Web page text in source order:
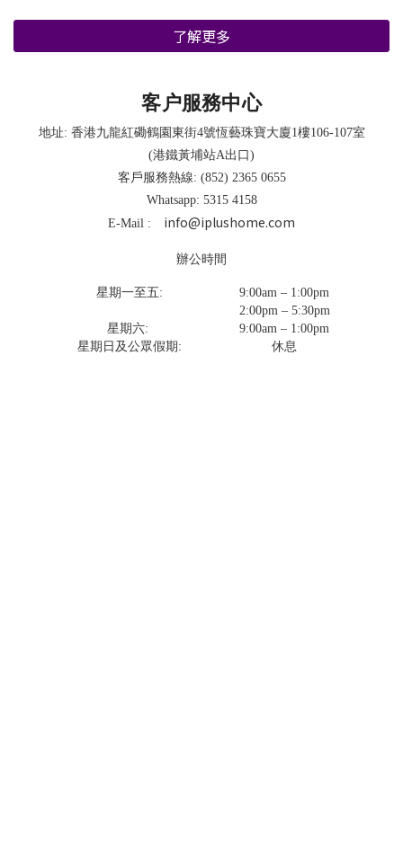
了解更多
客户服務中心
地址: 香港九龍紅磡鶴園東街4號恆藝珠寶大廈1樓106-107室
(港鐵黃埔站A出口)
客戶服務熱線: (852) 2365 0655
Whatsapp: 5315 4158
E-Mail : info@iplushome.com
辦公時間
星期一至五:
9:00am – 1:00pm
2:00pm – 5:30pm
星期六:
9:00am – 1:00pm
星期日及公眾假期:
休息